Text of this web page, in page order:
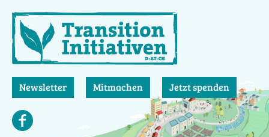
zum
Inhalt
Newsletter Mitmachen Jetzt spenden